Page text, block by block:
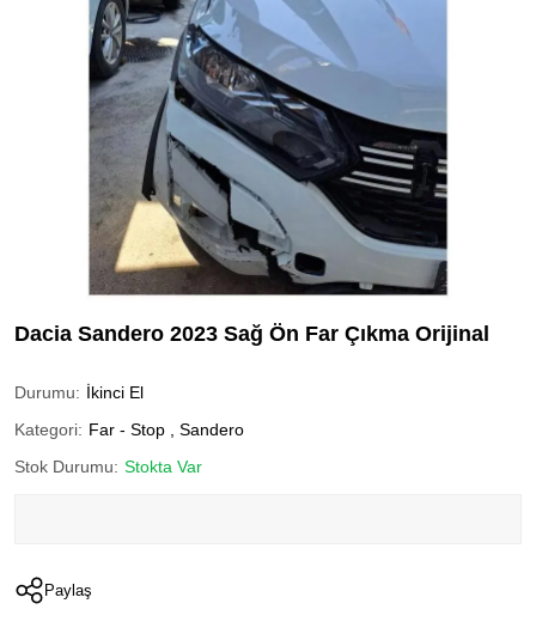
Dacia Sandero 2023 Sağ Ön Far Çıkma Orijinal
Durumu: İkinci El
Kategori: Far - Stop
Sandero
Stok Durumu: Stokta Var
Paylaş